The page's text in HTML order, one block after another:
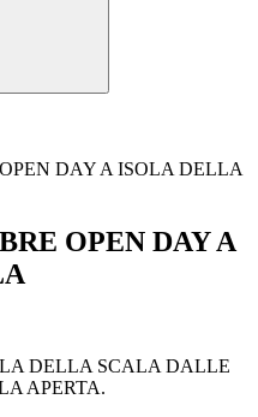
DAY A ISOLA DELLA
OPEN DAY A
DELLA SCALA DALLE
APERTA.